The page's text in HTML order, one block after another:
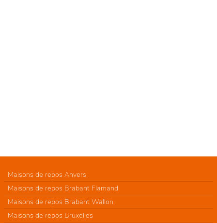
Maisons de repos Anvers
Maisons de repos Brabant Flamand
Maisons de repos Brabant Wallon
Maisons de repos Bruxelles